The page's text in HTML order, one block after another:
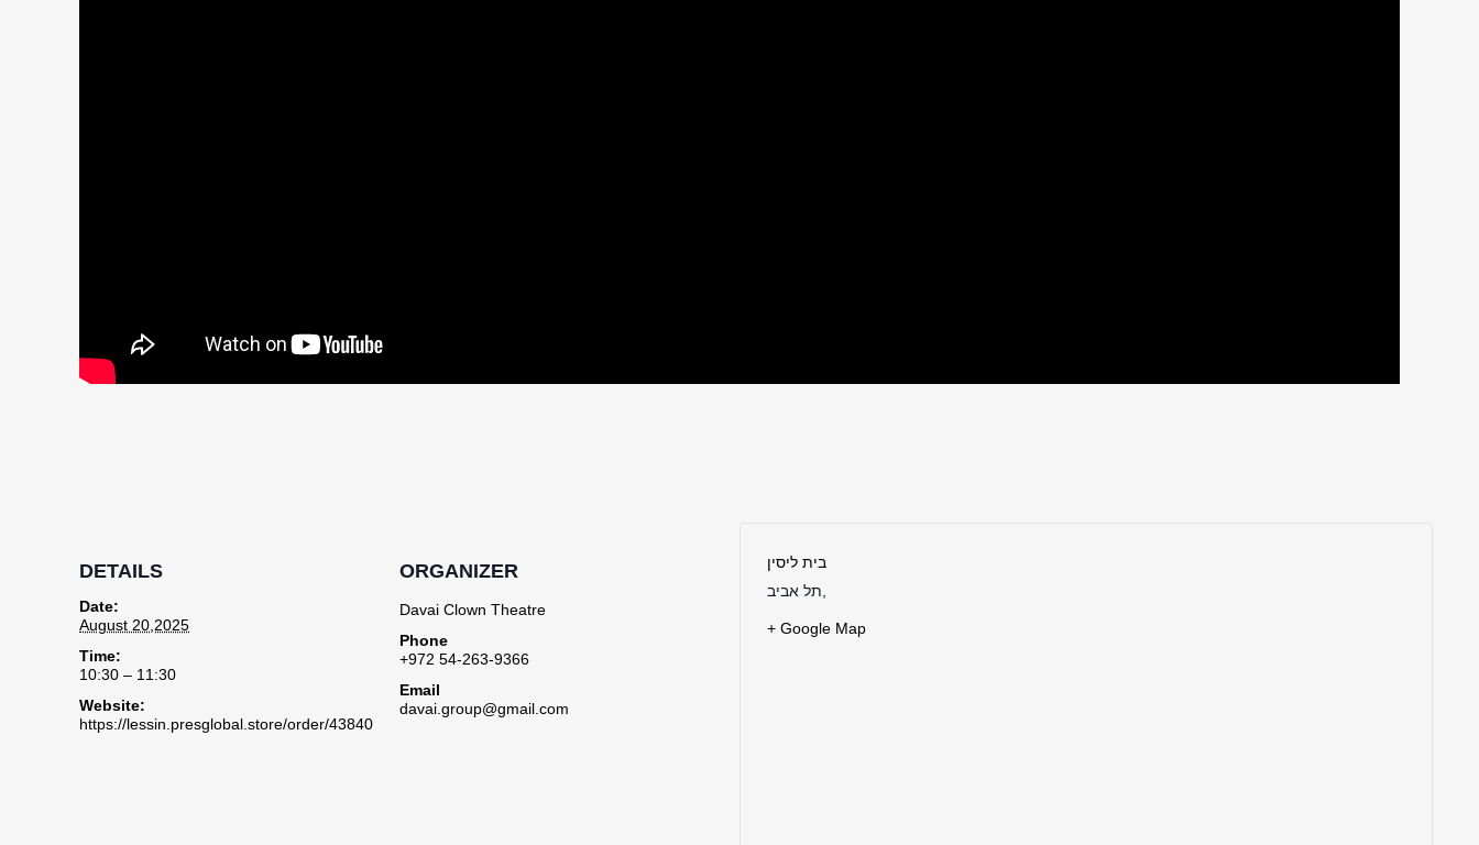
DETAILS
Date:
August 20,2025
Time:
10:30 – 11:30
Website:
https://lessin.presglobal.store/order/43840
ORGANIZER
Davai Clown Theatre
Phone
+972 54-263-9366
Email
davai.group@gmail.com
בית ליסין
תל אביב
+ Google Map